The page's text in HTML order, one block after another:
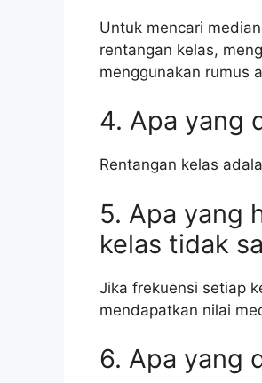
Untuk mencari
rentangan kelas,
menggunakan rumus
4. Apa yang
Rentangan kelas
5. Apa yang
kelas tidak
Jika frekuensi setiap
mendapatkan nilai
6. Apa yang